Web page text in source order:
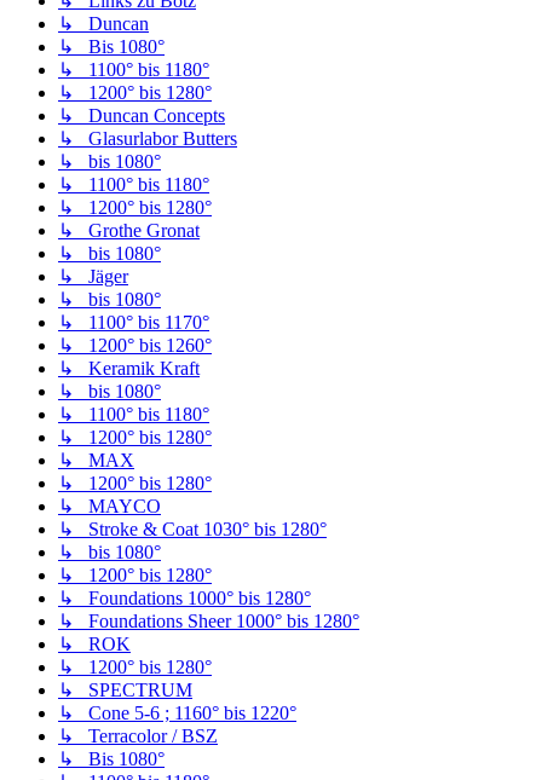
↳ Duncan
↳ Bis 1080°
↳ 1100° bis 1180°
↳ 1200° bis 1280°
↳ Duncan Concepts
↳ Glasurlabor Butters
↳ bis 1080°
↳ 1100° bis 1180°
↳ 1200° bis 1280°
↳ Grothe Gronat
↳ bis 1080°
↳ Jäger
↳ bis 1080°
↳ 1100° bis 1170°
↳ 1200° bis 1260°
↳ Keramik Kraft
↳ bis 1080°
↳ 1100° bis 1180°
↳ 1200° bis 1280°
↳ MAX
↳ 1200° bis 1280°
↳ MAYCO
↳ Stroke & Coat 1030° bis 1280°
↳ bis 1080°
↳ 1200° bis 1280°
↳ Foundations 1000° bis 1280°
↳ Foundations Sheer 1000° bis 1280°
↳ ROK
↳ 1200° bis 1280°
↳ SPECTRUM
↳ Cone 5-6 ; 1160° bis 1220°
↳ Terracolor / BSZ
↳ Bis 1080°